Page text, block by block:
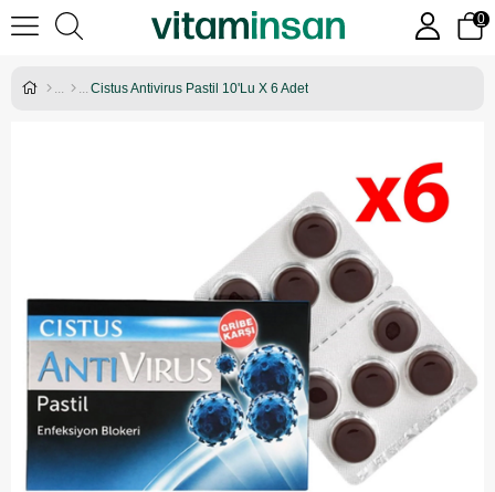
0
Cistus Antivirus Pastil 10'Lu X 6 Adet